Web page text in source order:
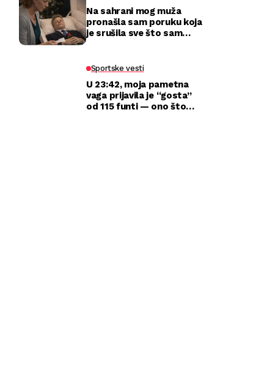
Na sahrani mog muža
pronašla sam poruku koja
je srušila sve što sam
Sportske vesti
U 23:42, moja pametna
vaga prijavila je “gosta”
od 115 funti — ono što